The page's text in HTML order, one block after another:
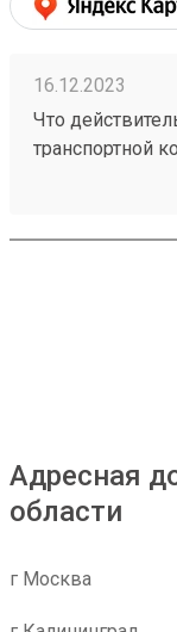
16.12.2023
Что
транспортной
к получателям
Адресная
области
г Москва